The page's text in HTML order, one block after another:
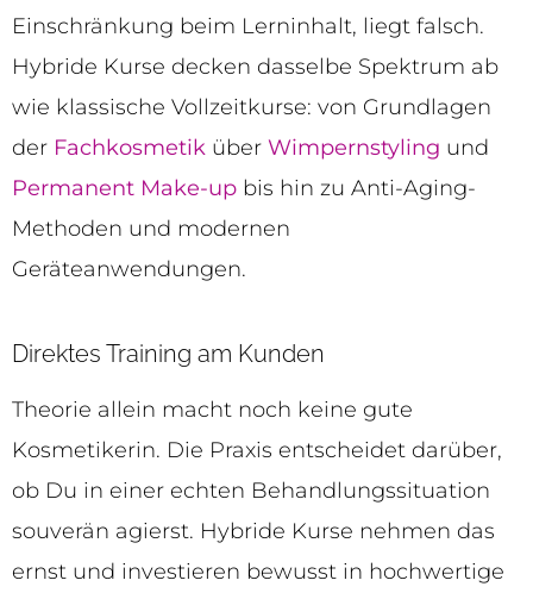
Einschränkung beim Lerninhalt, liegt falsch.
Hybride Kurse decken dasselbe Spektrum ab
wie klassische Vollzeitkurse: von Grundlagen
der Fachkosmetik über Wimpernstyling und
Permanent Make-up bis hin zu Anti-Aging-
Methoden und modernen
Geräteanwendungen.
Direktes Training am Kunden
Theorie allein macht noch keine gute
Kosmetikerin. Die Praxis entscheidet darüber,
ob Du in einer echten Behandlungssituation
souverän agierst. Hybride Kurse nehmen das
ernst und investieren bewusst in hochwertige